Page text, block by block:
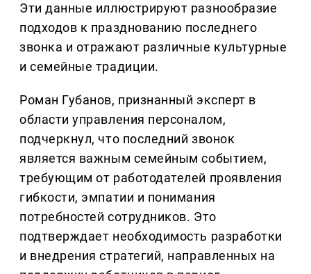
Эти данные иллюстрируют разнообразие
подходов к празднованию последнего
звонка и отражают различные культурные
и семейные традиции.
Роман Губанов, признанный эксперт в
области управления персоналом,
подчеркнул, что последний звонок
является важным семейным событием,
требующим от работодателей проявления
гибкости, эмпатии и понимания
потребностей сотрудников. Это
подтверждает необходимость разработки
и внедрения стратегий, направленных на